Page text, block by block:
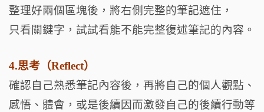
整理好兩個區塊後，將右側完整的筆記遮住，
只看關鍵字，試試看能不能完整復述筆記的內容。
4.思考（Reflect）
確認自己熟悉筆記內容後，再將自己的個人觀點、
感悟、體會，或是後續因而激發自己的後續行動等